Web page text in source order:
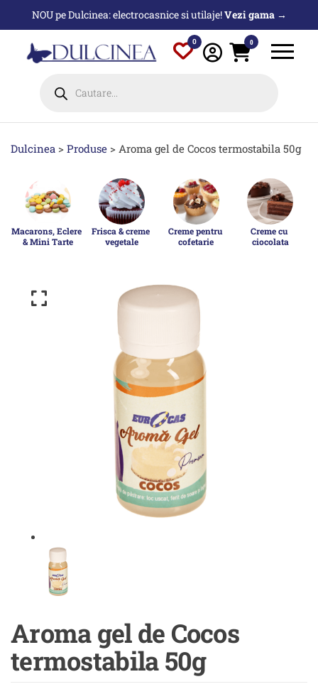
conținut
NOU pe Dulcinea: electrocasnice si utilaje!Vezi gama →
0 0
search
Dulcinea > Produse > Aroma gel de Cocos termostabila 50g
Macarons, Eclere
& Mini Tarte
Frisca & creme
vegetale
Creme pentru
cofetarie
Creme cu
ciocolata
Aroma gel de Cocos
termostabila 50g